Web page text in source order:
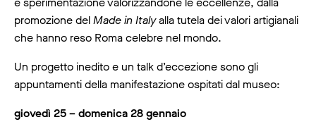
promozione delMade in Italyalla tutela dei valori artigianali
che hanno reso Roma celebre nel mondo.
Un progetto inedito e un talk d’eccezione sono gli
appuntamenti della manifestazione ospitati dal museo:
giovedì 25 – domenica 28 gennaio